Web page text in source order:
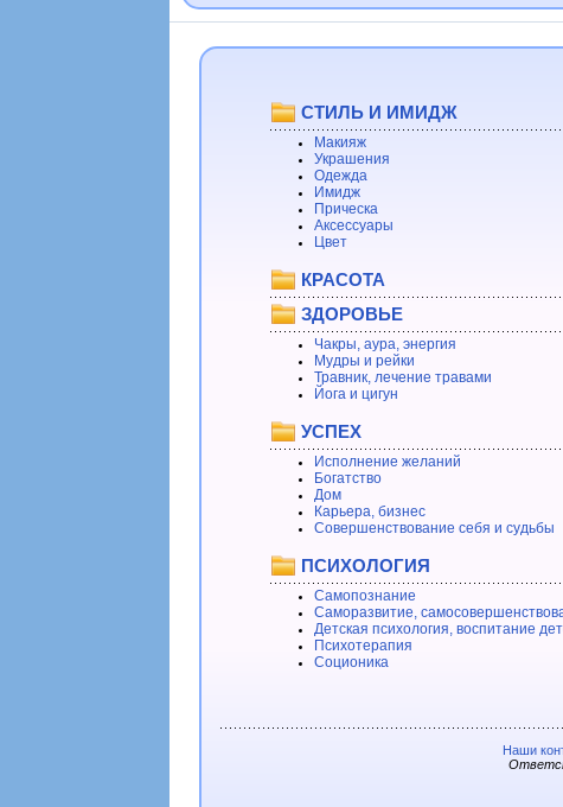
СТИЛЬ И ИМИДЖ
Макияж
Украшения
Одежда
Имидж
Прическа
Аксессуары
Цвет
КРАСОТА
ЗДОРОВЬЕ
Чакры, аура, энергия
Мудры и рейки
Травник, лечение травами
Йога и цигун
УСПЕХ
Исполнение желаний
Богатство
Дом
Карьера, бизнес
Совершенствование себя и судьбы
ПСИХОЛОГИЯ
Самопознание
Саморазвитие,
Детская психология, воспитание
Психотерапия
Соционика
Наши